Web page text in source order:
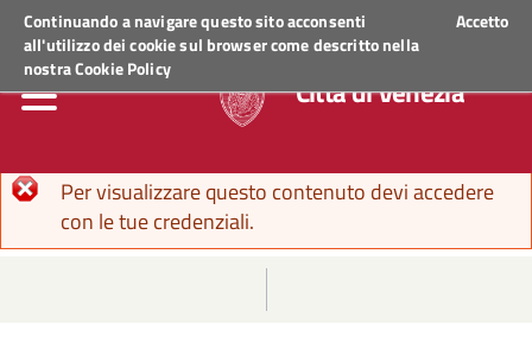
Continuando a navigare questo sito acconsenti
all'utilizzo dei cookie sul browser come descritto nella
nostraCookie Policy
Accetto
Regione Veneto ACCEDI AI SERVIZI
Città di Venezia
Messaggio di errore
Per visualizzare questo contenuto devi accedere
con le tue credenziali.